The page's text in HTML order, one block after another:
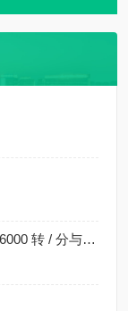
乳化机转速极限测评：江苏思峻 5000-6000 转 / 分与行业常规机型对比（附FAQ常见问题解答）